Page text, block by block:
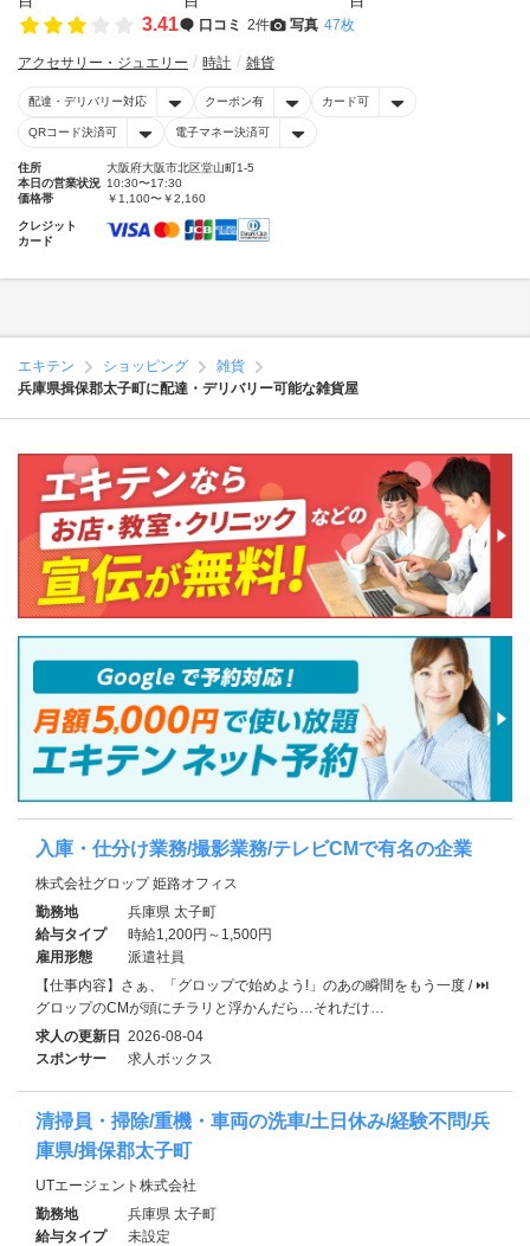
3.41 口コミ 2件 写真 47枚
アクセサリー・ジュエリー 時計 雑貨
配達・デリバリー対応 クーポン有 カード可
QRコード決済可 電子マネー決済可
住所
大阪府大阪市北区堂山町1-5
本日の営業状況 10:30〜17:30
価格帯
￥1,100〜￥2,160
クレジット
カード
エキテン ショッピング
雑貨
兵庫県揖保郡太子町に配達・デリバリー可能な雑貨屋
入庫・仕分け業務/撮影業務/テレビCMで有名の企業
株式会社グロップ 姫路オフィス
勤務地
兵庫県 太子町
給与タイプ
時給1,200円～1,500円
雇用形態
派遣社員
【仕事内容】さぁ、「グロップで始めよう!」のあの瞬間をもう一度 / ⏭
グロップのCMが頭にチラリと浮かんだら…それだけ…
求人の更新日 2026-08-04
スポンサー
求人ボックス
清掃員・掃除/重機・車両の洗車/土日休み/経験不問/兵
庫県/揖保郡太子町
UTエージェント株式会社
勤務地
兵庫県 太子町
給与タイプ
未設定